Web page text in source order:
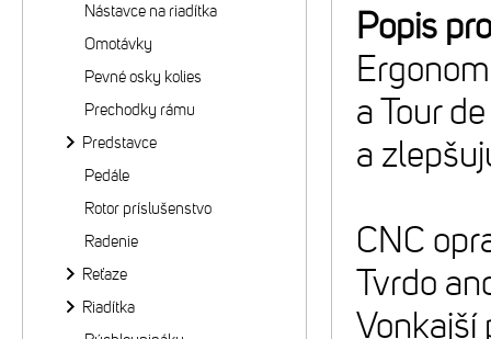
Popis
a Tour
a
CNC
Tvrdo
Vonkajší
Nástavce na riadítka
Omotávky
Pevné osky kolies
Prechodky rámu
Predstavce
Pedále
Rotor príslušenstvo
Radenie
Reťaze
Riadítka